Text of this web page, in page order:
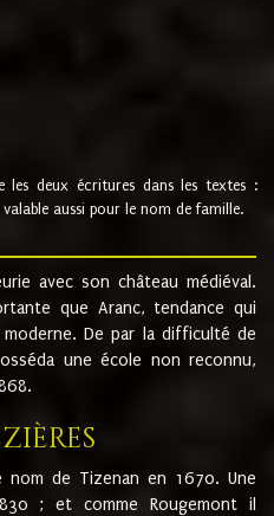
les deux écritures dans les textes :
aussi pour le nom de famille.
avec son château médiéval.
que Aranc, tendance qui
De par la difficulté de
une école non reconnu,
nom de Tizenan en 1670. Une
; et comme Rougemont il